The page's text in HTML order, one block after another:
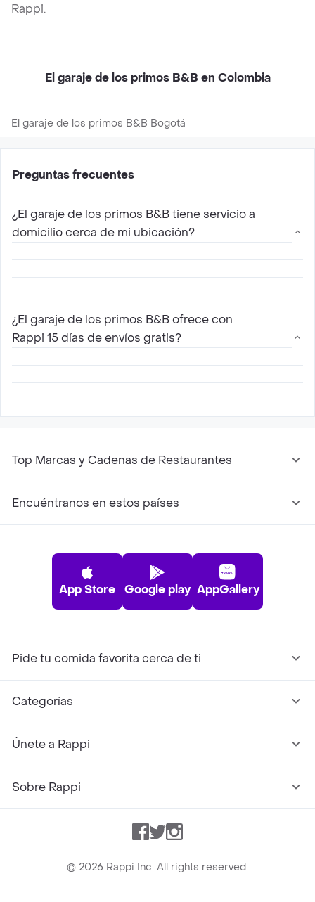
Rappi.
El garaje de los primos B&B en Colombia
El garaje de los primos B&B Bogotá
Preguntas frecuentes
¿El garaje de los primos B&B tiene servicio a
domicilio cerca de mi ubicación?
domicilio con Rappi. Solo elige tu restaurante
de El garaje de los primos B&B mas cercano,
escoge entre las diferentes opciones de menú
que ofrece , agregalas al carrito y paga online
¿El garaje de los primos B&B ofrece con
Rappi 15 días de envíos gratis?
15 días de envíos gratis con El garaje de los
Top Marcas y Cadenas de Restaurantes
Encuéntranos en estos países
App Store Google play AppGallery
Pide tu comida favorita cerca de ti
Categorías
Únete a Rappi
Sobre Rappi
Facebook
TwitterInstagram
© 2026 Rappi Inc. All rights reserved.